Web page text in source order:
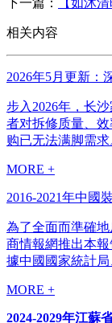
相关内容
2026年5月更新：
步入2026年，长
者对拆修质量、
购已无法满脚需
MORE +
2016-2021年中國
為了全面而準確
商情報網推出本
據中國國家統計
MORE +
2024-2029年江蘇